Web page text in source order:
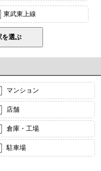
東武東上線
マンション
店舗
倉庫・工場
駐車場